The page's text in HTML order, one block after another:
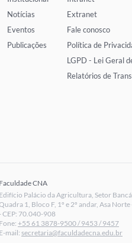
Notícias
Eventos
Publicações
Extranet
Fale conosco
Política de
LGPD - Lei Geral
Relatórios de
Faculdade CNA
Edifício Palácio da Agricultura, Setor
1, Bloco F, 1º e 2º andar, Asa
CEP: 70.040-908
Fone: +55 61 3878-9500 / 9453 / 9457
E-mail: secretaria@faculdadecna.edu.br